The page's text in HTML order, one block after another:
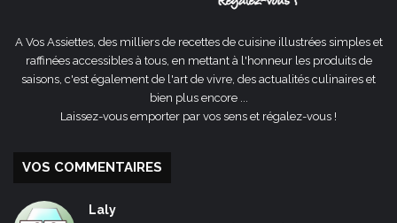
A Vos Assiettes, des milliers de recettes de cuisine illustrées simples et
raffinées accessibles à tous, en mettant à l'honneur les produits de
saisons, c'est également de l'art de vivre, des actualités culinaires et
bien plus encore ...
Laissez-vous emporter par vos sens et régalez-vous !
VOS COMMENTAIRES
Laly